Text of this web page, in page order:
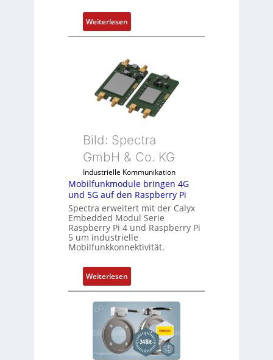
e
n
t
m
i
t
S
p
z
i
l
m
m
b
r
n
e
n
Weiterlesen:
1
-
Z
o
l
l
I
d
u
s
t
r
e
-
C
l
ä
s
s
t
s
Bild: Spectra
GmbH & Co. KG
Industrielle Kommunikation
Mobilfunkmodule bringen 4G
und 5G auf den Raspberry Pi
Spectra erweitert mit der Calyx
Embedded Modul Serie
Raspberry Pi 4 und Raspberry Pi
5 um industrielle
Mobilfunkkonnektivität.
Weiterlesen:
M
o
b
i
f